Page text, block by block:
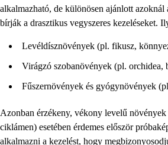
alkalmazható, de különösen ajánlott
bírják a drasztikus vegyszeres kezeléseket.
Levéldísznövények (pl. fikusz,
Virágzó szobanövények (pl. orchidea,
Fűszernövények és gyógynövények
Azonban érzékeny, vékony levelű
ciklámen) esetében érdemes először
alkalmazni a kezelést, hogy